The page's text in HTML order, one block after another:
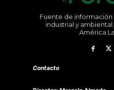
Fuente de
industrial y
América
Contacto